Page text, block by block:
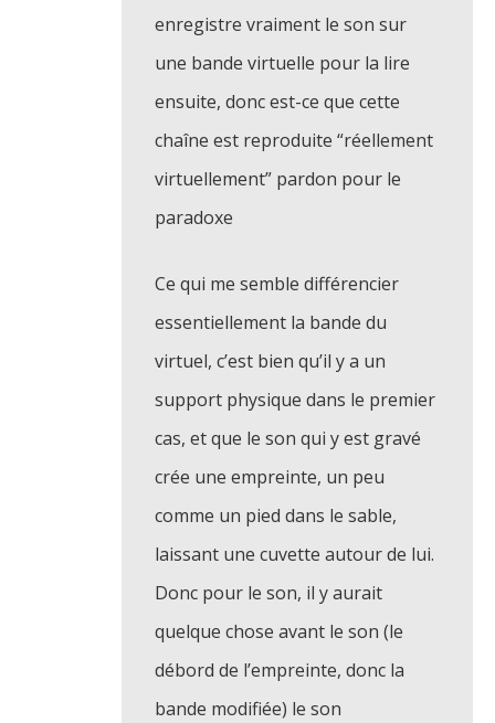
enregistre vraiment le son sur
une bande virtuelle pour la lire
ensuite, donc est-ce que cette
chaîne est reproduite “réellement
virtuellement” pardon pour le
paradoxe
Ce qui me semble différencier
essentiellement la bande du
virtuel, c’est bien qu’il y a un
support physique dans le premier
cas, et que le son qui y est gravé
crée une empreinte, un peu
comme un pied dans le sable,
laissant une cuvette autour de lui.
Donc pour le son, il y aurait
quelque chose avant le son (le
débord de l’empreinte, donc la
bande modifiée) le son